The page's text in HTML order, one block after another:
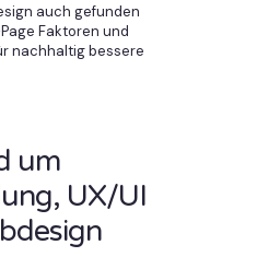
auch gefunden
Faktoren und
nachhaltig bessere
um
UX/UI